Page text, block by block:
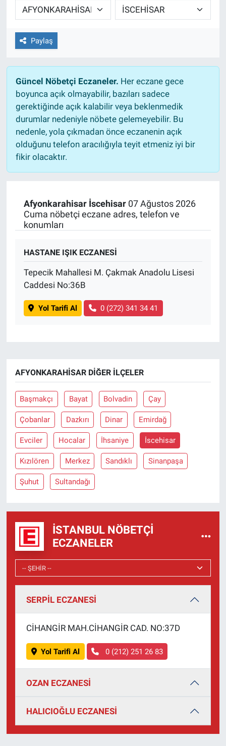
Paylaş
Güncel Nöbetçi Eczaneler. Her eczane gece
boyunca açık olmayabilir, bazıları sadece
gerektiğinde açık kalabilir veya beklenmedik
durumlar nedeniyle nöbete gelemeyebilir. Bu
nedenle, yola çıkmadan önce eczanenin açık
olduğunu telefon aracılığıyla teyit etmeniz iyi bir
fikir olacaktır.
Afyonkarahisar İscehisar07 Ağustos 2026
Cuma nöbetçi eczane adres, telefon ve
konumları
HASTANE IŞIK ECZANESİ
Tepecik Mahallesi M. Çakmak Anadolu Lisesi
Caddesi No:36B
Yol Tarifi Al 0 (272) 341 34 41
AFYONKARAHISAR DIĞER İLÇELER
Başmakçı Bayat Bolvadin Çay
Çobanlar Dazkırı Dinar Emirdağ
Evciler Hocalar İhsaniye İscehisar
Kızılören Merkez Sandıklı Sinanpaşa
Şuhut Sultandağı
İSTANBUL NÖBETÇI
ECZANELER
SERPİL ECZANESİ
CİHANGİR MAH.CİHANGİR CAD. NO:37D
Yol Tarifi Al 0 (212) 251 26 83
OZAN ECZANESİ
HALICIOĞLU ECZANESİ
Ege'den Esintiler
Eğitim
Eğlence
Ekonomi
Forum
Gerçeğin İzinde
Gün Başlıyor
Gün Bitiyor
Gün Ortası
Gündem Özel
Günün görüntüsü
Haber
Koronavirüs
Kültür Sanat
Ne demişti
Nedir
Popüler
Sağlık
Spor
Teknoloji
Yerel Gündem
Yerel Yaşam
Canlı Yayın
İletişim